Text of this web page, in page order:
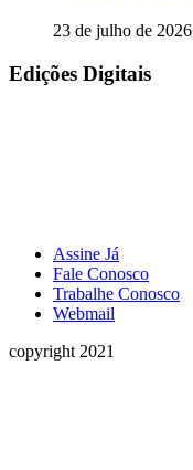
23 de julho de 2026
Edições Digitais
Assine Já
Fale Conosco
Trabalhe Conosco
Webmail
copyright 2021